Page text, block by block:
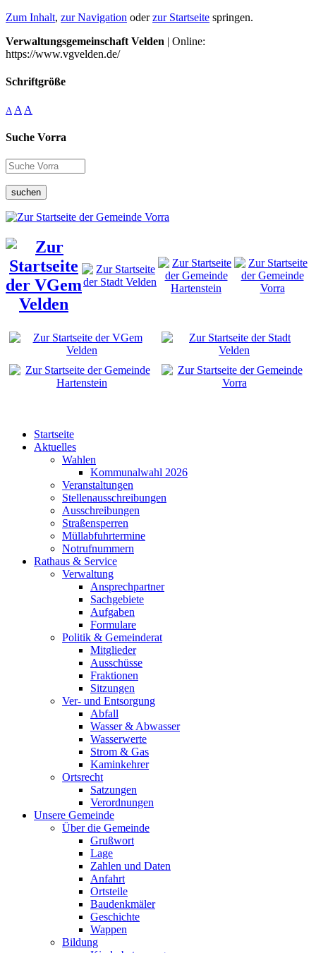
Zum Inhalt, zur Navigation oderzur Startseite springen.
Verwaltungsgemeinschaft Velden | Online:
https://www.vgvelden.de/
Schriftgröße
A A A
Suche Vorra
suchen
Startseite
Aktuelles
Wahlen
Kommunalwahl 2026
Veranstaltungen
Stellenausschreibungen
Ausschreibungen
Straßensperren
Müllabfuhrtermine
Notrufnummern
Rathaus & Service
Verwaltung
Ansprechpartner
Sachgebiete
Aufgaben
Formulare
Politik & Gemeinderat
Mitglieder
Ausschüsse
Fraktionen
Sitzungen
Ver- und Entsorgung
Abfall
Wasser & Abwasser
Wasserwerte
Strom & Gas
Kaminkehrer
Ortsrecht
Satzungen
Verordnungen
Unsere Gemeinde
Über die Gemeinde
Grußwort
Lage
Zahlen und Daten
Anfahrt
Ortsteile
Baudenkmäler
Geschichte
Wappen
Bildung